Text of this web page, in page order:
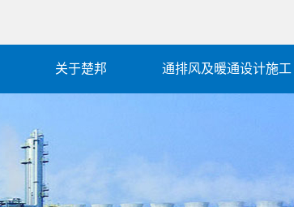
关于楚邦 通排风及暖通设计施工